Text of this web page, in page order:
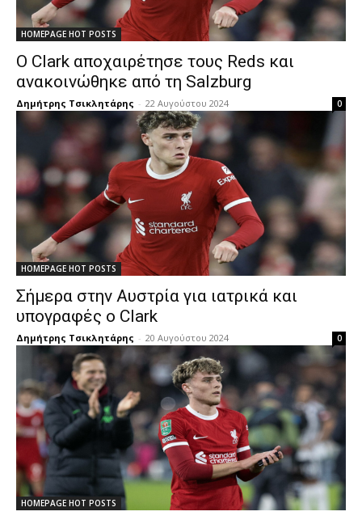
HOMEPAGE HOT POSTS
Ο Clark αποχαιρέτησε τους Reds και
ανακοινώθηκε από τη Salzburg
Δημήτρης Τσικλητάρης - 22 Αυγούστου 2024 0
HOMEPAGE HOT POSTS
Σήμερα στην Αυστρία για ιατρικά και
υπογραφές ο Clark
Δημήτρης Τσικλητάρης - 20 Αυγούστου 2024 0
HOMEPAGE HOT POSTS